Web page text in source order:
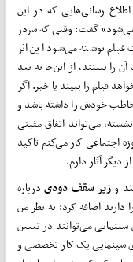
رسانی‌هایی که در این
گفت: وقتی که سردر
فیلم نوشته می‌شود این اثر
ببینند، از این‌جا به بعد
فیلم را ببیند یا خیر. اگر
خودش را داشته باشد و
می‌تواند اتفاق مثبتی
اجتماعی کار می‌کنم تاکید
آثار دارم.
وزیر سقف دودیدرباره
اضافه کرد: به نظر من
می‌توانند در تعیین
سینمایی یک کار تخصصی و